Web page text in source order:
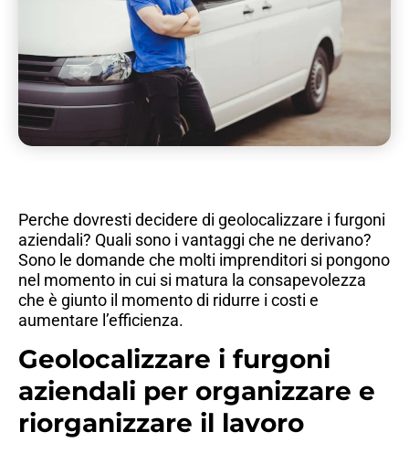
Perche dovresti decidere di geolocalizzare i furgoni
aziendali? Quali sono i vantaggi che ne derivano?
Sono le domande che molti imprenditori si pongono
nel momento in cui si matura la consapevolezza
che è giunto il momento di ridurre i costi e
aumentare l’efficienza.
Geolocalizzare i furgoni
aziendali per organizzare e
riorganizzare il lavoro